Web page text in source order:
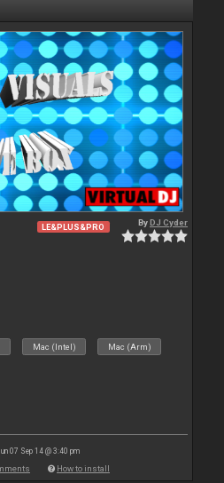
LE&PLUS&PRO ByDJ Cyder
Mac (Intel) Mac (Arm)
07 Sep 14 @ 3:40 pm
How to install